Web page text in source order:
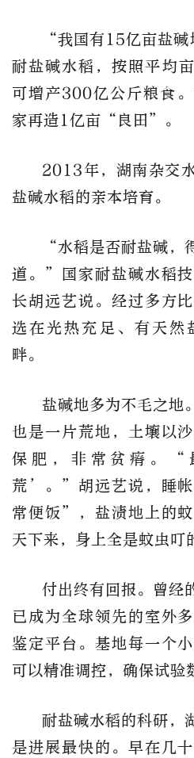
“我国有15亿亩盐
耐盐碱水稻，按照平均
可增产300亿公斤粮食
家再造1亿亩“良田”。
2013年，湖南杂交
盐碱水稻的亲本培育。
“水稻是否耐盐碱，
道。”国家耐盐碱水稻
长胡远艺说。经过多方
选在光热充足、有天然
畔。
盐碱地多为不毛之地
也是一片荒地，土壤以
保肥，非常贫瘠。“
荒’。”胡远艺说，睡
常便饭”，盐渍地上的
天下来，身上全是蚊虫
付出终有回报。曾
已成为全球领先的室外
鉴定平台。基地每一个
可以精准调控，确保试验
耐盐碱水稻的科研，
是进展最快的。早在几